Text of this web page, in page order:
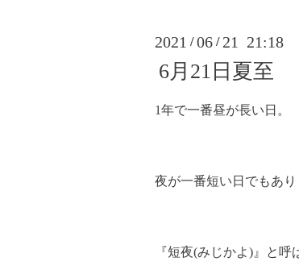
2021 /06 / 21 21:18
6月21日夏至
1年で一番昼が長い日。
夜が一番短い日でもあ
『短夜(みじかよ)』と呼